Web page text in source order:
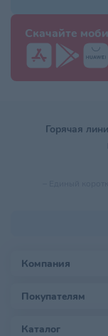
Скачайте
Горячая
Компания
Покупателям
Каталог